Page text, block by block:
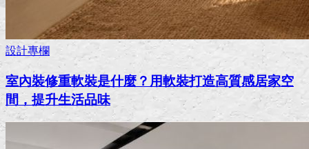
設計專欄
室內裝修重軟裝是什麼？用軟裝打造高質感居家空
間，提升生活品味